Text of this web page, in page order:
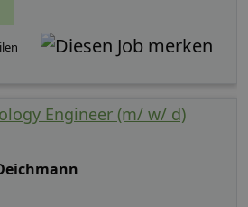
Engineer (m/ w/ d)